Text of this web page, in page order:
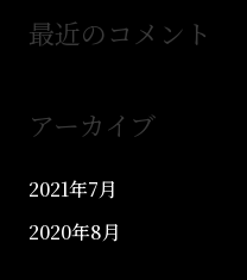
最近のコメント
アーカイブ
2021年7月
2020年8月